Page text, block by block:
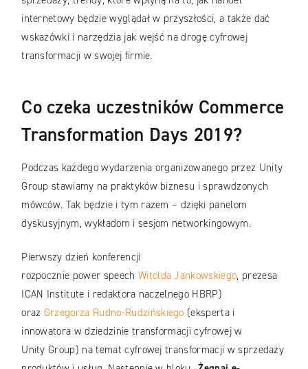
internetowy będzie wyglądał w przyszłości, a także dać
wskazówki i narzędzia jak wejść na drogę cyfrowej
transformacji w swojej firmie.
Co czeka uczestników Commerce
Transformation Days 2019?
Podczas każdego wydarzenia organizowanego przez Unity
Group stawiamy na praktyków biznesu i sprawdzonych
mówców. Tak będzie i tym razem – dzięki panelom
dyskusyjnym, wykładom i sesjom networkingowym.
Pierwszy dzień konferencji
rozpocznie power speech Witolda Jankowskiego, prezesa
ICAN Institute i redaktora naczelnego HBRP)
oraz Grzegorza Rudno-Rudzińskiego (eksperta i
innowatora w dziedzinie transformacji cyfrowej w
Unity Group) na temat cyfrowej transformacji w sprzedaży